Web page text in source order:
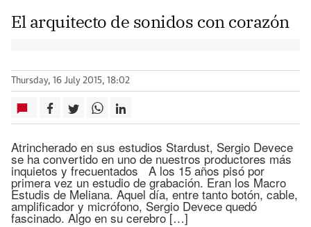
El arquitecto de sonidos con corazón
Thursday, 16 July 2015, 18:02
Atrincherado en sus estudios Stardust, Sergio Devece
se ha convertido en uno de nuestros productores más
inquietos y frecuentados A los 15 años pisó por
primera vez un estudio de grabación. Eran los Macro
Estudis de Meliana. Aquel día, entre tanto botón, cable,
amplificador y micrófono, Sergio Devece quedó
fascinado. Algo en su cerebro […]